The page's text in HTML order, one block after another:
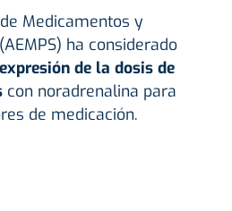
Medicamentos y
ha considerado
de la dosis de
con noradrenalina para
de medicación.